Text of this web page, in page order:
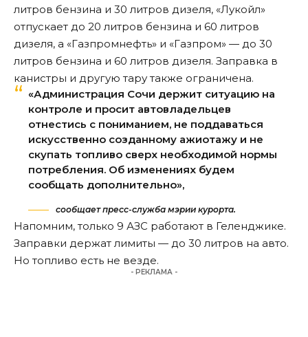
литров бензина и 30 литров дизеля, «Лукойл»
отпускает до 20 литров бензина и 60 литров
дизеля, а «Газпромнефть» и «Газпром» — до 30
литров бензина и 60 литров дизеля. Заправка в
канистры и другую тару также ограничена.
«Администрация Сочи держит ситуацию на
контроле и просит автовладельцев
отнестись с пониманием, не поддаваться
искусственно созданному ажиотажу и не
скупать топливо сверх необходимой нормы
потребления. Об изменениях будем
сообщать дополнительно»,
сообщает пресс-служба мэрии курорта.
Напомним, только 9 АЗС работают в Геленджике.
Заправки держат лимиты — до 30 литров на авто.
Но топливо есть не везде.
- РЕКЛАМА -